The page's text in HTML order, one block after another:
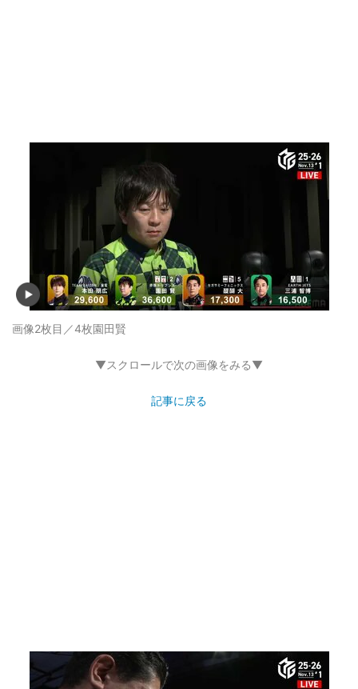
画像2枚目／4枚園田賢
▼スクロールで次の画像をみる▼
記事に戻る